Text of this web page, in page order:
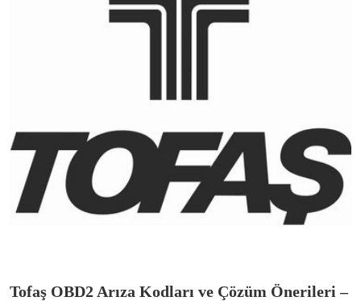
Tofaş OBD2 Arıza Kodları ve Çözüm Önerileri –